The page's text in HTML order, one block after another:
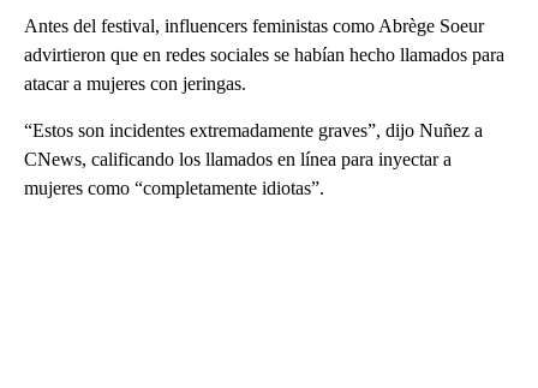
Antes del festival, influencers feministas como Abrège Soeur
advirtieron que en redes sociales se habían hecho llamados para
atacar a mujeres con jeringas.
“Estos son incidentes extremadamente graves”, dijo Nuñez a
CNews, calificando los llamados en línea para inyectar a
mujeres como “completamente idiotas”.